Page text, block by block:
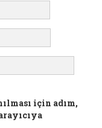
için adım,